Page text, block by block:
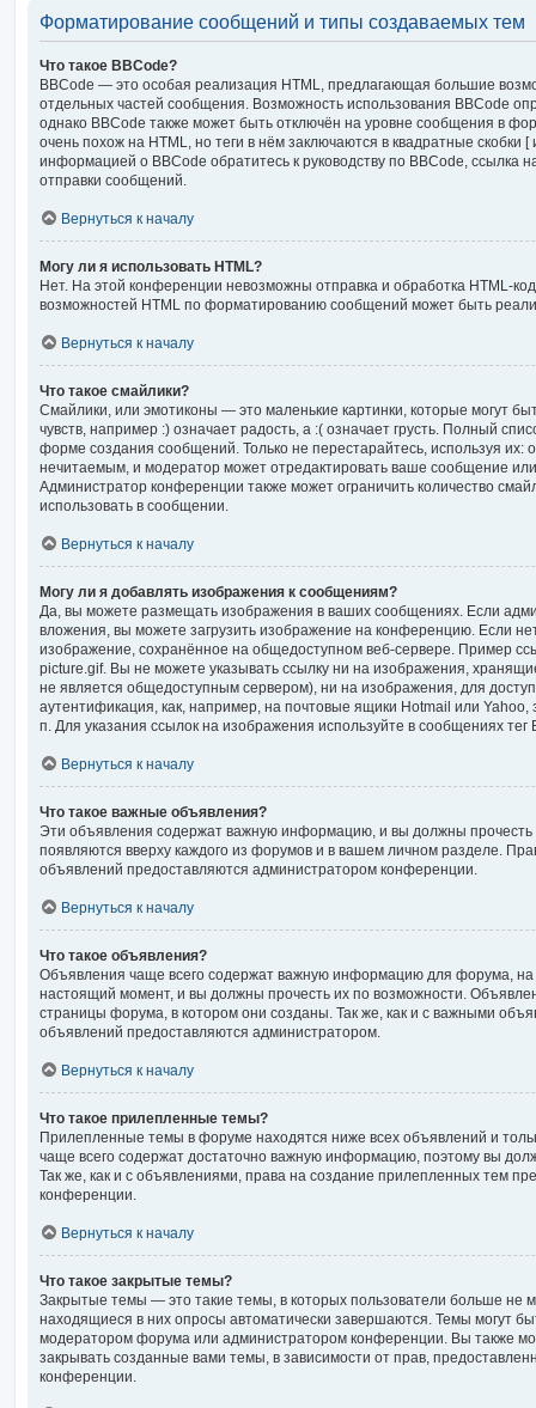
Форматирование сообщений и типы создаваемых тем
Что такое BBCode?
BBCode — это особая реализация HTML, предлагающая большие
отдельных частей сообщения. Возможность использования BBCode
однако BBCode также может быть отключён на уровне сообщения в
очень похож на HTML, но теги в нём заключаются в квадратные скобки
информацией о BBCode обратитесь к руководству по BBCode, ссылка
отправки сообщений.
Вернуться к началу
Могу ли я использовать HTML?
Нет. На этой конференции невозможны отправка и обработка HTML-
возможностей HTML по форматированию сообщений может быть
Вернуться к началу
Что такое смайлики?
Смайлики, или эмотиконы — это маленькие картинки, которые могут
чувств, например :) означает радость, а :( означает грусть. Полный
форме создания сообщений. Только не перестарайтесь, используя их:
нечитаемым, и модератор может отредактировать ваше сообщение
Администратор конференции также может ограничить количество
использовать в сообщении.
Вернуться к началу
Могу ли я добавлять изображения к сообщениям?
Да, вы можете размещать изображения в ваших сообщениях. Если
вложения, вы можете загрузить изображение на конференцию. Если
изображение, сохранённое на общедоступном веб-сервере. Пример
picture.gif. Вы не можете указывать ссылку ни на изображения,
не является общедоступным сервером), ни на изображения, для
аутентификация, как, например, на почтовые ящики Hotmail или
п. Для указания ссылок на изображения используйте в сообщениях тег
Вернуться к началу
Что такое важные объявления?
Эти объявления содержат важную информацию, и вы должны прочесть
появляются вверху каждого из форумов и в вашем личном разделе.
объявлений предоставляются администратором конференции.
Вернуться к началу
Что такое объявления?
Объявления чаще всего содержат важную информацию для форума, на
настоящий момент, и вы должны прочесть их по возможности.
страницы форума, в котором они созданы. Так же, как и с важными
объявлений предоставляются администратором.
Вернуться к началу
Что такое прилепленные темы?
Прилепленные темы в форуме находятся ниже всех объявлений и
чаще всего содержат достаточно важную информацию, поэтому вы
Так же, как и с объявлениями, права на создание прилепленных тем
конференции.
Вернуться к началу
Что такое закрытые темы?
Закрытые темы — это такие темы, в которых пользователи больше не
находящиеся в них опросы автоматически завершаются. Темы могут
модератором форума или администратором конференции. Вы также
закрывать созданные вами темы, в зависимости от прав,
конференции.